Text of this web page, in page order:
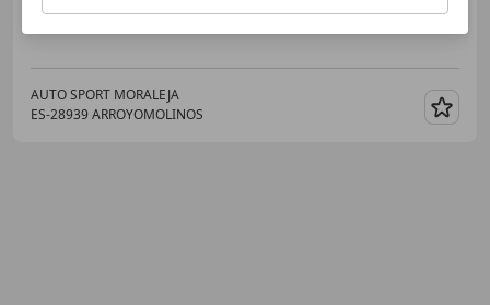
AUTO SPORT MORALEJA
ES-28939 ARROYOMOLINOS